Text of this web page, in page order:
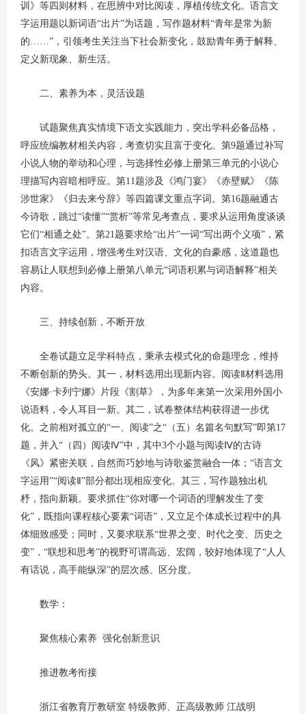
训》等四则材料，在思辨中对比阅读，厚植传统文化。语言文
字运用题以新词语“出片”为话题，写作题材料“青年是常为新
的……”，引领考生关注当下社会新变化，鼓励青年勇于解释、
定义新现象、新生活。
二、素养为本，灵活设题
试题聚焦真实情境下语文实践能力，突出学科必备品格，
呼应统编教材相关内容，考查切实且富于变化。第9题通过补写
小说人物的举动和心理，与选择性必修上册第三单元的小说心
理描写内容暗相呼应。第11题涉及《鸿门宴》《赤壁赋》《陈
涉世家》《归去来兮辞》等四篇课文重点字词。第16题融通古
今诗歌，跳过“读懂”“赏析”等常见考查点，要求从运用角度谈谈
它们“相通之处”。第21题要求给“出片”一词“写出两个义项”，紧
扣语言文字运用，增强考生对汉语、文化的自豪感，这道题也
容易让人联想到必修上册第八单元“词语积累与词语解释”相关
内容。
三、持续创新，不断开放
全卷试题立足学科特点，秉承去模式化的命题理念，维持
不断创新的势头。其一，材料选用出现新内容。阅读Ⅱ材料选用
《安娜·卡列宁娜》片段《割草》，为多年来第一次采用外国小
说语料，令人耳目一新。其二，试卷整体结构获得进一步优
化。之前相对孤立的“一、阅读”之“（五）名篇名句默写”即第17
题，并入“（四）阅读Ⅳ”中，其中3个小题与阅读Ⅳ的古诗
《风》紧密关联，自然而巧妙地与诗歌鉴赏融合一体；“语言文
字运用”“阅读Ⅱ”部分都出现相应变化。其三，写作题独出机
杼，指向新颖。要求抓住“你对哪一个词语的理解发生了变
化”，既指向课程核心要素“词语”，又立足个体成长过程中的具
体细致感受；同时，又要求联系“世界之变、时代之变、历史之
变”，“联想和思考”的视野可谓高远、宏阔，较好地体现了“人人
有话说，高手能纵深”的层次感、区分度。
数学：
聚焦核心素养 强化创新意识
推进教考衔接
浙江省教育厅教研室 特级教师、正高级教师 江战明